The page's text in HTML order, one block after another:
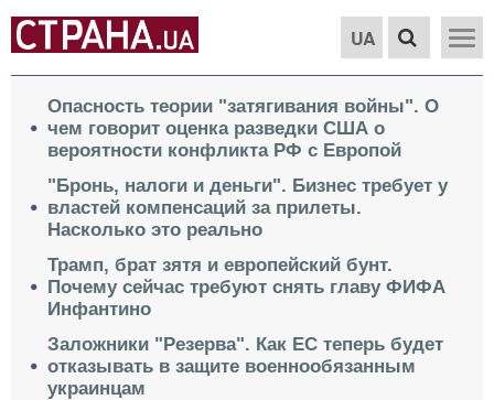
UA
Опасность теории "затягивания войны". О
чем говорит оценка разведки США о
вероятности конфликта РФ с Европой
"Бронь, налоги и деньги". Бизнес требует у
властей компенсаций за прилеты.
Насколько это реально
Трамп, брат зятя и европейский бунт.
Почему сейчас требуют снять главу ФИФА
Инфантино
Заложники "Резерва". Как ЕС теперь будет
отказывать в защите военнообязанным
украинцам